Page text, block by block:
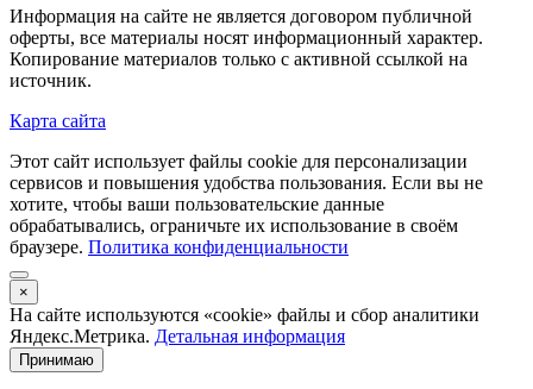
Информация на сайте не является договором публичной
оферты, все материалы носят информационный характер.
Копирование материалов только с активной ссылкой на
источник.
Карта сайта
Этот сайт использует файлы cookie для персонализации
сервисов и повышения удобства пользования. Если вы не
хотите, чтобы ваши пользовательские данные
обрабатывались, ограничьте их использование в своём
браузере. Политика конфиденциальности
×
На сайте используются «cookie» файлы и сбор аналитики
Яндекс.Метрика. Детальная информация
Принимаю